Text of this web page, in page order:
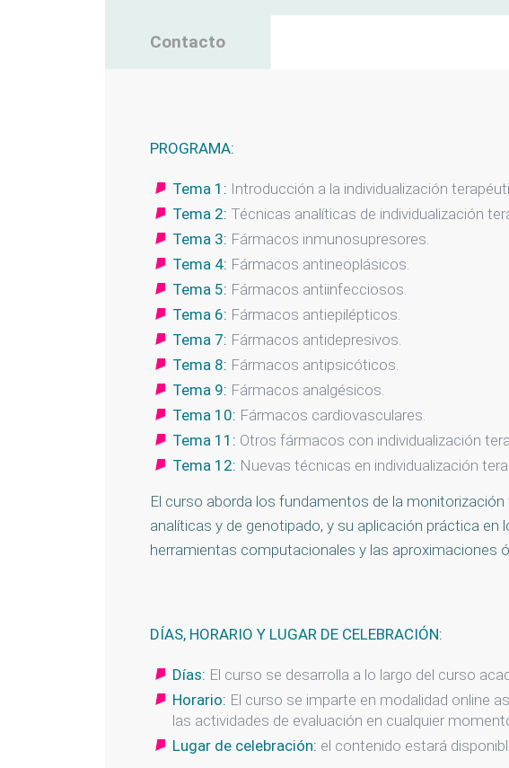
Contacto
PROGRAMA:
Tema 1: Introducción a la individualización
Tema 2: Técnicas analíticas de individualización
Tema 3: Fármacos inmunosupresores.
Tema 4: Fármacos antineoplásicos.
Tema 5: Fármacos antiinfecciosos.
Tema 6: Fármacos antiepilépticos.
Tema 7: Fármacos antidepresivos.
Tema 8: Fármacos antipsicóticos.
Tema 9: Fármacos analgésicos.
Tema 10: Fármacos cardiovasculares.
Tema 11: Otros fármacos con individualización
Tema 12: Nuevas técnicas en individualización
El curso aborda los fundamentos de la
analíticas y de genotipado, y su aplicación práctica
herramientas computacionales y las aproximaciones
DÍAS, HORARIO Y LUGAR DE CELEBRACIÓN:
Días: El curso se desarrolla a lo largo del curso
Horario: El curso se imparte en modalidad online
las actividades de evaluación en cualquier
Lugar de celebración: el contenido estará